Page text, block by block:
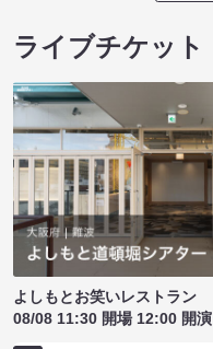
ライブチケット
よしもとお笑いレストラン
08/08 11:30 開場 12:00 開演